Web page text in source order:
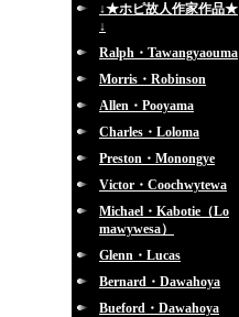
↓★ホピ故人作家作品★
↓
Ralph・Tawangyaouma
Morris・Robinson
Allen・Pooyama
Charles・Loloma
Preston・Monongye
Victor・Coochwytewa
Michael・Kabotie（Lo
mawywesa）
Glenn・Lucas
Bernard・Dawahoya
Bueford・Dawahoya